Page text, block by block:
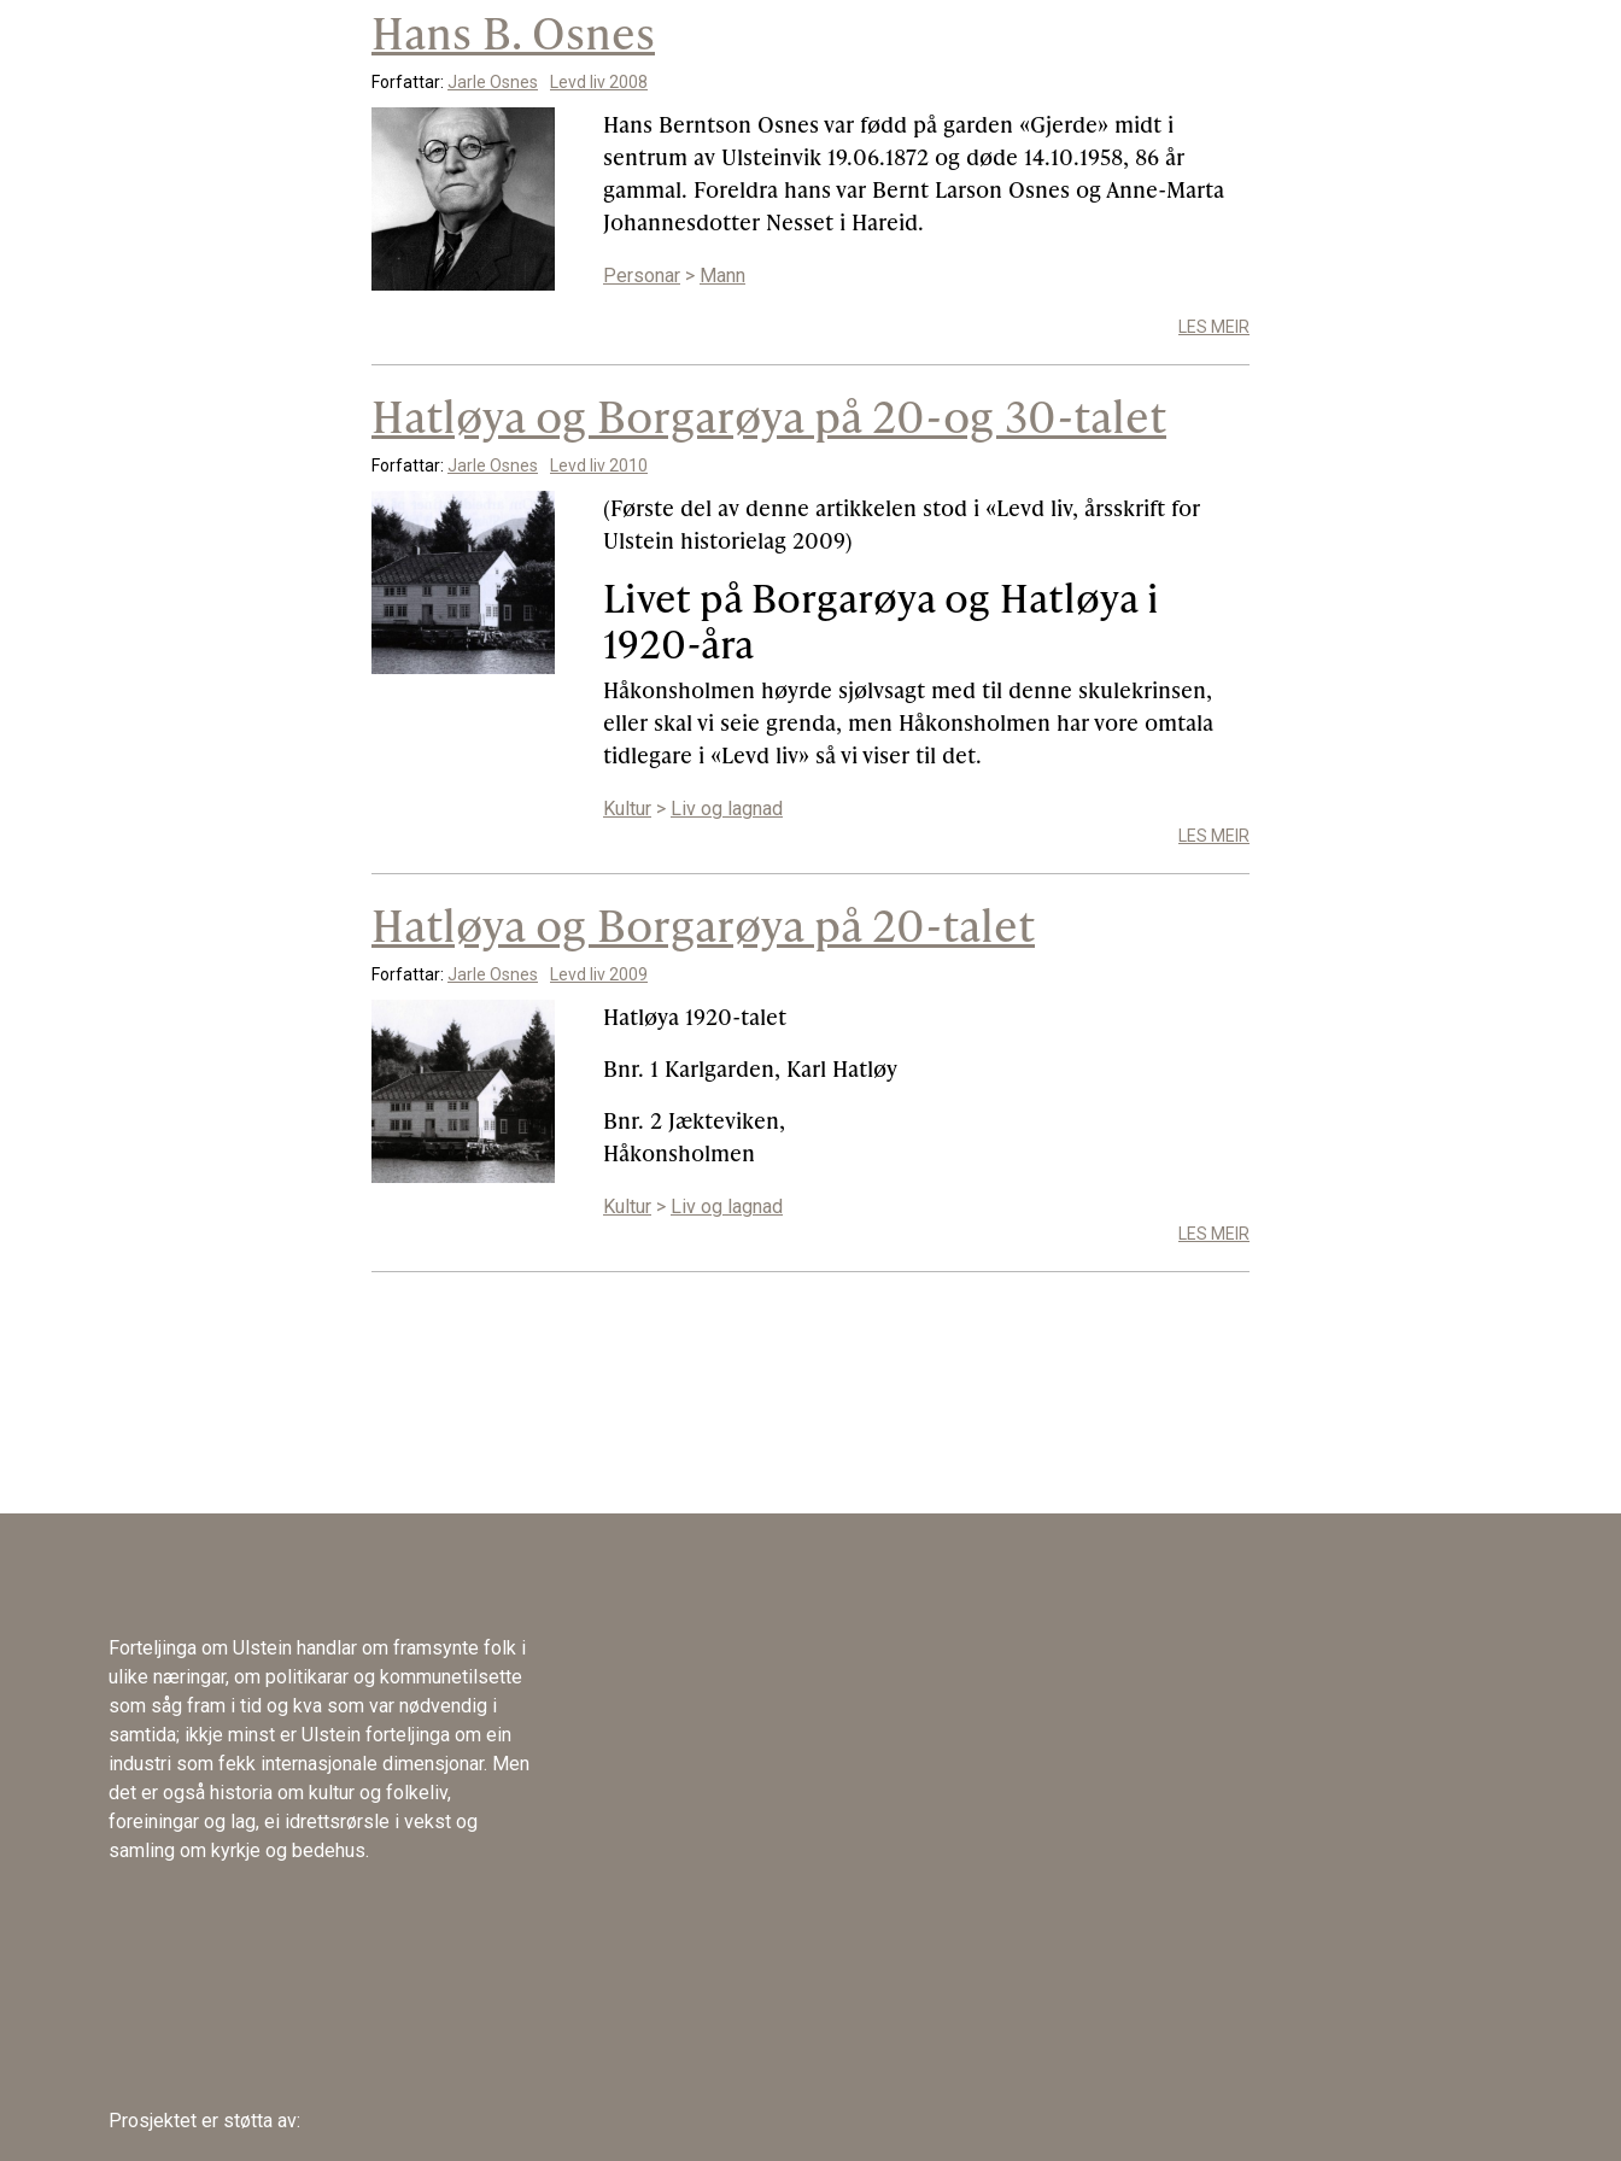
Hans B. Osnes
Forfattar: Jarle Osnes Levd liv 2008
Hans Berntson Osnes var fødd på garden «Gjerde» midt i
sentrum av Ulsteinvik 19.06.1872 og døde 14.10.1958, 86 år
gammal. Foreldra hans var Bernt Larson Osnes og Anne-Marta
Johannesdotter Nesset i Hareid.
Personar > Mann
LES MEIR
Hatløya og Borgarøya på 20-og 30-talet
Forfattar: Jarle Osnes Levd liv 2010
(Første del av denne artikkelen stod i «Levd liv, årsskrift for
Ulstein historielag 2009)
Livet på Borgarøya og Hatløya i
1920-åra
Håkonsholmen høyrde sjølvsagt med til denne skulekrinsen,
eller skal vi seie grenda, men Håkonsholmen har vore omtala
tidlegare i «Levd liv» så vi viser til det.
Kultur > Liv og lagnad
LES MEIR
Hatløya og Borgarøya på 20-talet
Forfattar: Jarle Osnes Levd liv 2009
Hatløya 1920-talet
Bnr. 1 Karlgarden, Karl Hatløy
Bnr. 2 Jækteviken,
Håkonsholmen
Kultur > Liv og lagnad
LES MEIR
Forteljinga om Ulstein handlar om framsynte folk i
ulike næringar, om politikarar og kommunetilsette
som såg fram i tid og kva som var nødvendig i
samtida; ikkje minst er Ulstein forteljinga om ein
industri som fekk internasjonale dimensjonar. Men
det er også historia om kultur og folkeliv,
foreiningar og lag, ei idrettsrørsle i vekst og
samling om kyrkje og bedehus.
Prosjektet er støtta av: